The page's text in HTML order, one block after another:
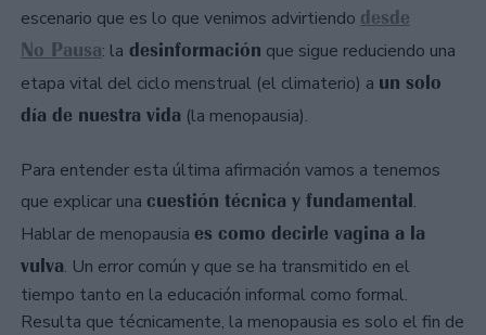
escenario que es lo que venimos advirtiendo desde
No Pausa: la desinformación que sigue reduciendo una
etapa vital del ciclo menstrual (el climaterio) a un solo
día de nuestra vida (la menopausia).
Para entender esta última afirmación vamos a tenemos
que explicar una cuestión técnica y fundamental.
Hablar de menopausia es como decirle vagina a la
vulva. Un error común y que se ha transmitido en el
tiempo tanto en la educación informal como formal.
Resulta que técnicamente, la menopausia es solo el fin de